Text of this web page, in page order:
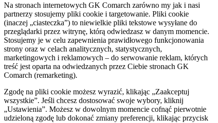
Na stronach internetowych GK Comarch zarówno my jak i nasi
partnerzy stosujemy pliki cookie i targetowanie. Pliki cookie
(inaczej „ciasteczka”) to niewielkie pliki tekstowe wysyłane do
przeglądarki przez witrynę, którą odwiedzasz w danym momencie.
Stosujemy je w celu zapewnienia prawidłowego funkcjonowania
strony oraz w celach analitycznych, statystycznych,
marketingowych i reklamowych – do serwowanie reklam, których
treść jest oparta na odwiedzanych przez Ciebie stronach GK
Comarch (remarketing).
Zgodę na pliki cookie możesz wyrazić, klikając „Zaakceptuj
wszystkie”. Jeśli chcesz dostosować swoje wybory, kliknij
„Ustawienia”. Możesz w dowolnym momencie cofnąć pierwotnie
udzieloną zgodę lub dokonać zmiany preferencji, klikając przycisk